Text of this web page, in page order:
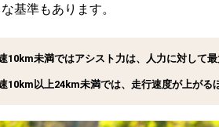
基準もあります。
10km未満ではアシスト力は、人力に対して
10km以上24km未満では、走行速度が上がる